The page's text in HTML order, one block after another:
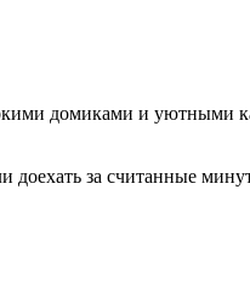
домиками и уютными
доехать за считанные